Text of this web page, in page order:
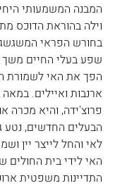
המבנה המשמעותי
וילה בהוראת הדוכס
בחורש הפראי
שפע בעלי החיים משך
הפך את האי לשמורת
ארנבות ואיילים.
פרוצ'ידה, והיא מכרה
הבעלים החדשים, נטע
התדיינות משפטית